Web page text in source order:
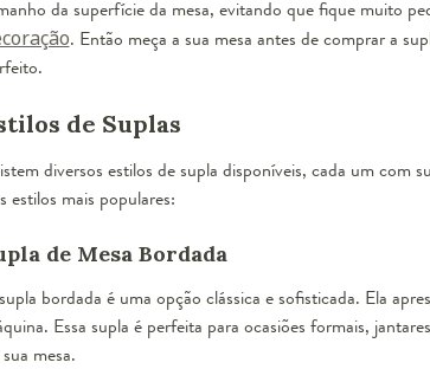
da superfície da mesa, evitando que fique muito
. Então meça a sua mesa antes de comprar a
de Suplas
diversos estilos de supla disponíveis, cada um com
estilos mais populares:
de Mesa Bordada
bordada é uma opção clássica e sofisticada. Ela
Essa supla é perfeita para ocasiões formais,
mesa.